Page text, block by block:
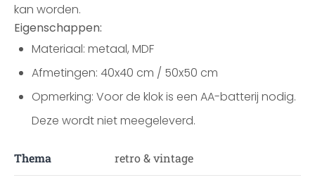
kan worden.
Eigenschappen:
Materiaal: metaal, MDF
Afmetingen: 40x40 cm / 50x50 cm
Opmerking: Voor de klok is een AA-batterij nodig.
Deze wordt niet meegeleverd.
Thema retro & vintage